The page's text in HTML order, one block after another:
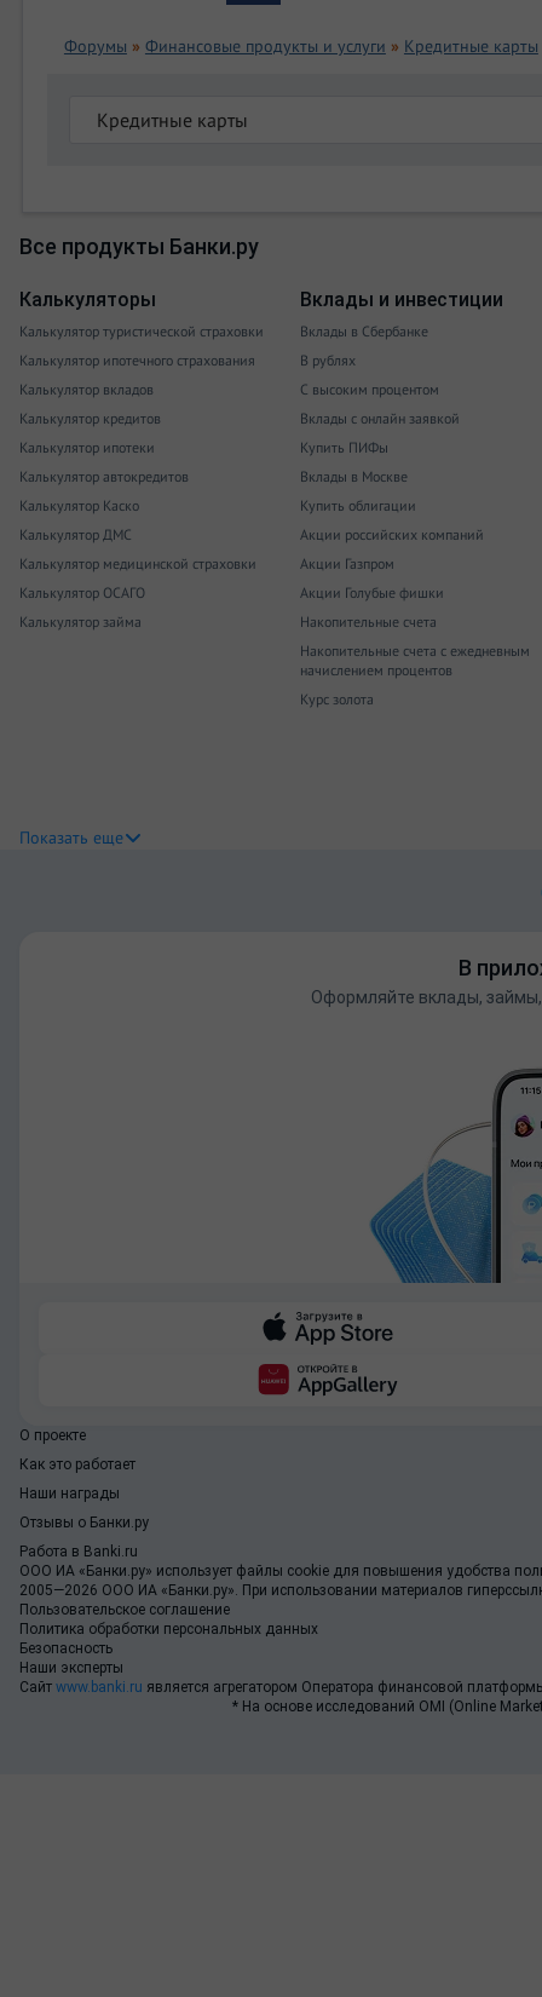
Форумы » Финансовые продукты и услуги » Кредитные карты
Все продукты Банки.ру
Калькуляторы
Калькулятор туристической страховки
Калькулятор ипотечного страхования
Калькулятор вкладов
Калькулятор кредитов
Калькулятор ипотеки
Калькулятор автокредитов
Калькулятор Каско
Калькулятор ДМС
Калькулятор медицинской страховки
Калькулятор ОСАГО
Калькулятор займа
Вклады и инвестиции
Вклады в Сбербанке
В рублях
С высоким процентом
Вклады с онлайн заявкой
Купить ПИФы
Вклады в Москве
Купить облигации
Акции российских компаний
Акции Газпром
Акции Голубые фишки
Накопительные счета
Накопительные счета с ежедневным
начислением процентов
Курс золота
Показать еще
В
Оформляйте вклады,
О проекте
Как это работает
Наши награды
Отзывы о Банки.ру
Работа в Banki.ru
ООО ИА «Банки.ру» использует файлы cookie для повышения удобства
2005—2026 ООО ИА «Банки.ру». При использовании материалов
Пользовательское соглашение
Политика обработки персональных данных
Безопасность
Наши эксперты
Сайт www.banki.ru является агрегатором Оператора финансовой
* На основе исследований OMI (Online